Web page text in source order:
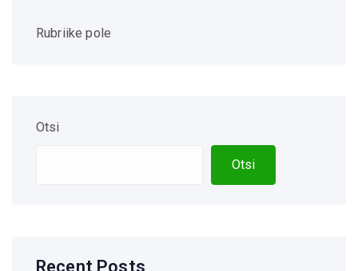
Rubriike pole
Otsi
Otsi
Recent Posts